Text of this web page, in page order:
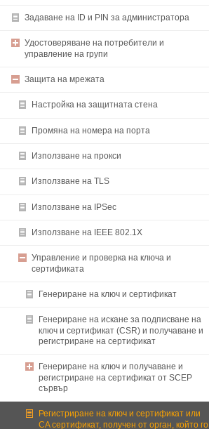
Задаване на ID и PIN за администратора
Удостоверяване на потребители и
управление на групи
Защита на мрежата
Настройка на защитната стена
Промяна на номера на порта
Използване на прокси
Използване на TLS
Използване на IPSec
Използване на IEEE 802.1X
Управление и проверка на ключа и
сертификата
Генериране на ключ и сертификат
Генериране на искане за подписване на
ключ и сертификат (CSR) и получаване и
регистриране на сертификат
Генериране на ключ и получаване и
регистриране на сертификат от SCEP
сървър
Регистриране на ключ и сертификат или
CA сертификат, получен от орган, който го